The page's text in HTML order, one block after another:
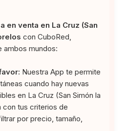
en venta en La Cruz (San
con CuboRed,
ambos mundos:
Nuestra App te permite
cuando hay nuevas
en La Cruz (San Simón la
con tus criterios de
por precio, tamaño,